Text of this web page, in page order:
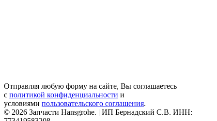
Отправляя любую форму на сайте, Вы соглашаетесь
с политикой конфиденциальности и
условиями пользовательского соглашения.
© 2026 Запчасти Hansgrohe. | ИП Бернадский С.В. ИНН: